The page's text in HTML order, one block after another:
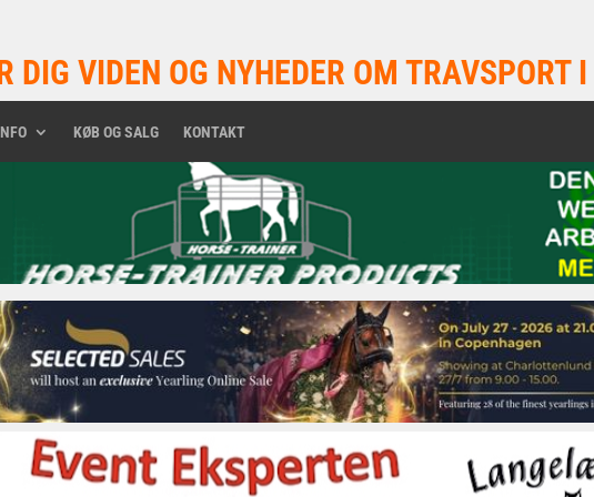
DIG VIDEN OG NYHEDER OM TRAVSPORT
KØB OG SALG KONTAKT